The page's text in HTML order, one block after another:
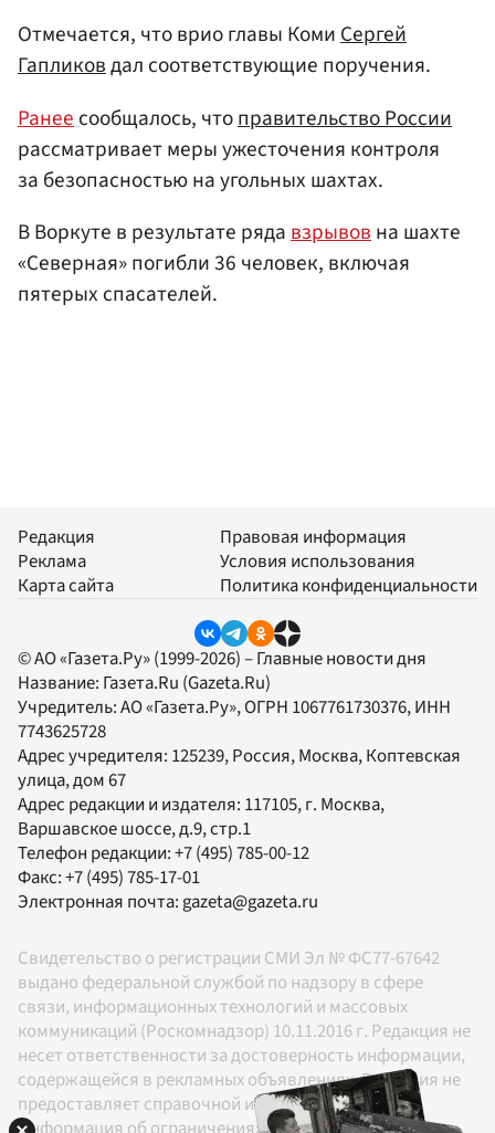
Отмечается, что врио главы КомиСергей
Гапликовдал соответствующие поручения.
Ранее сообщалось, чтоправительство России
рассматривает меры ужесточения контроля
за безопасностью на угольных шахтах.
В Воркуте в результате рядавзрывовна шахте
«Северная» погибли 36 человек, включая
пятерых спасателей.
Редакция
Реклама
Карта сайта
Правовая информация
Условия использования
Политика конфиденциальности
© АО «Газета.Ру» (1999-2026) – Главные новости дня
Название: Газета.Ru (Gazeta.Ru)
Учредитель:АО «Газета.Ру», ОГРН 1067761730376, ИНН
7743625728
Адрес учредителя: 125239, Россия, Москва, Коптевская
улица, дом 67
Адрес редакции и издателя: 117105, г. Москва,
Варшавское шоссе, д.9, стр.1
Телефон редакции:+7 (495) 785-00-12
Факс:+7 (495) 785-17-01
Электронная почта:gazeta@gazeta.ru
Свидетельство о регистрации СМИ Эл № ФС77-67642
выдано федеральной службой по надзору в сфере
связи, информационных технологий и массовых
коммуникаций (Роскомнадзор) 10.11.2016 г. Редакция не
несет ответственности за достоверность информации,
содержащейся в рекламных объявлениях. Редакция не
предоставляет справочной информации.